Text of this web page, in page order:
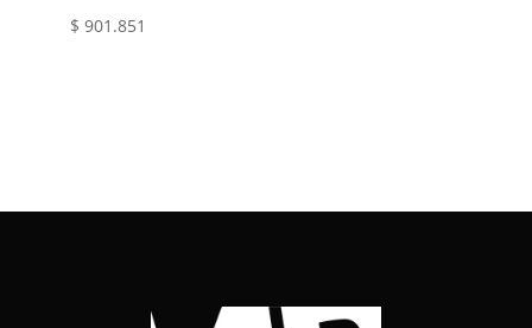
$ 901.851